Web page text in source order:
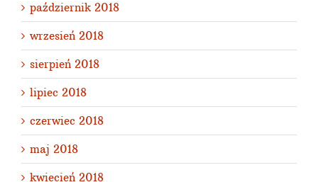
październik 2018
wrzesień 2018
sierpień 2018
lipiec 2018
czerwiec 2018
maj 2018
kwiecień 2018